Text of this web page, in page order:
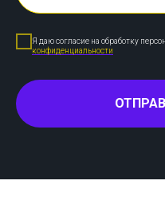
Я даю согласие на обработку
конфиденциальности